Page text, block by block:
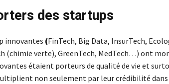
des startups
innovantes (FinTech, Big Data, InsurTech,
(chimie verte), GreenTech, MedTech…) ont
étaient porteurs de qualité de vie et
non seulement par leur crédibilité dans